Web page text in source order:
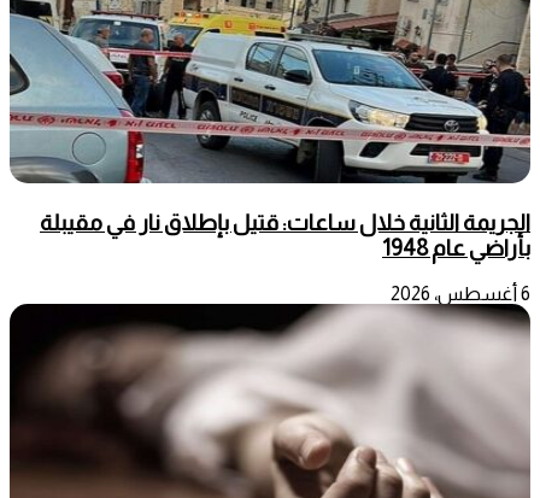
الجريمة الثانية خلال ساعات: قتيل بإطلاق نار في مقيبلة
بأراضي عام 1948
6 أغسطس، 2026